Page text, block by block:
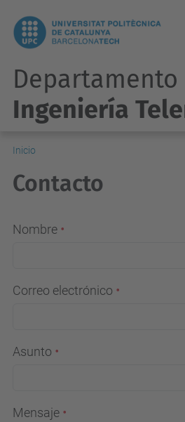
Departamento
Ingeniería
Inicio
Contacto
Nombre
Correo electrónico
Asunto
Mensaje